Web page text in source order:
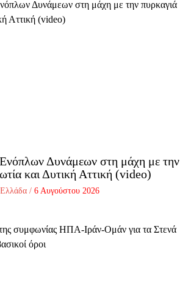
Δυνάμεων στη μάχη με την
και Δυτική Αττική (video)
Ελλάδα /6 Αυγούστου 2026